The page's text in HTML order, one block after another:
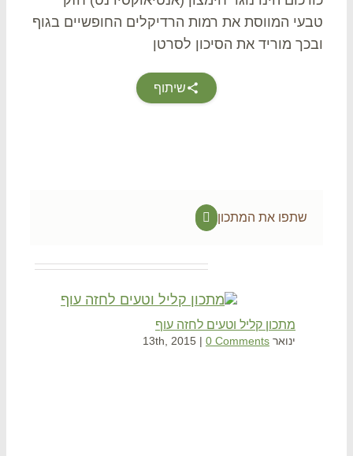
המווסת את רמות הרדיקלים החופשיים בגוף
מוריד את הסיכון לסרטן
שיתוף
שתפו את המתכון Facebook
מתכון קליל וטעים לחזה עוף
| 0 Comments